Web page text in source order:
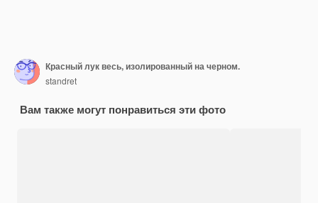
Красный лук весь, изолированный на черном.
standret
Вам также могут понравиться эти фото